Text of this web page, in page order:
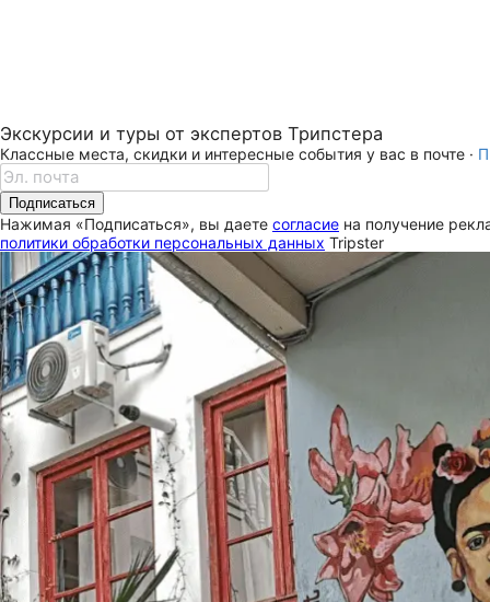
Экскурсии и туры от экспертов Трипстера
Классные места, скидки и интересные события у вас в почте ·
Подписаться
Нажимая «Подписаться», вы даете согласие на получение
политики обработки персональных данных Tripster